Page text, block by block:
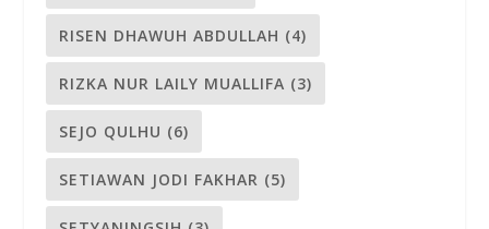
RISEN DHAWUH ABDULLAH (4)
RIZKA NUR LAILY MUALLIFA (3)
SEJO QULHU (6)
SETIAWAN JODI FAKHAR (5)